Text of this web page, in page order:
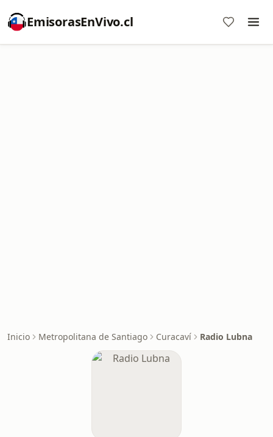
EmisorasEnVivo.cl
Inicio Metropolitana de Santiago Curacaví Radio Lubna